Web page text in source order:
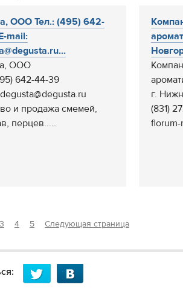
ООО Тел.: (495) 642-
mail:
ООО
642-44-39
и продажа смемей,
перцев.....
г.
(831)
florum-
3 4 5 Следующая страница